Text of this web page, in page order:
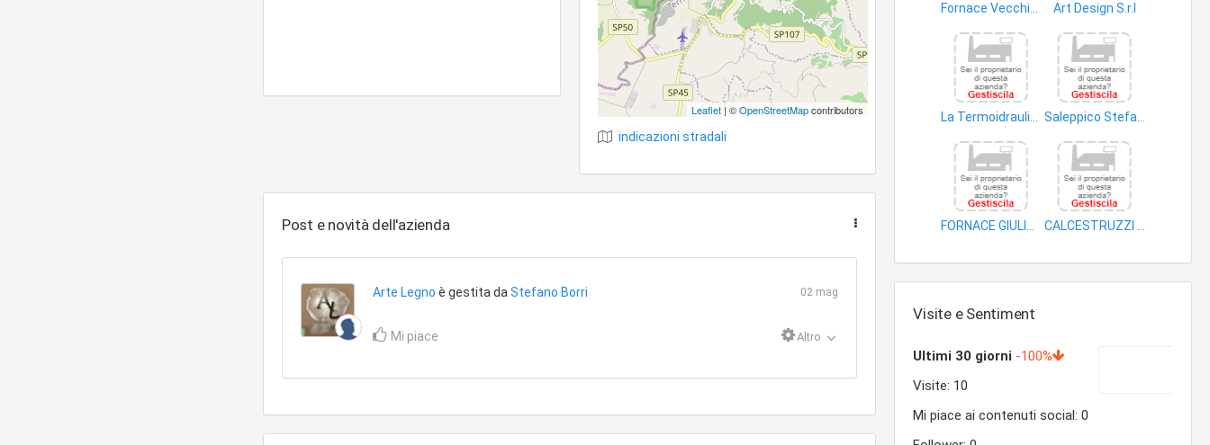
Leaflet| ©OpenStreetMapcontributors
indicazioni stradali
Post e novità dell'azienda
Arte Legno è gestita da Stefano Borri 02 mag
Mi piace Altro
Art Design S.r.l
Visite e Sentiment